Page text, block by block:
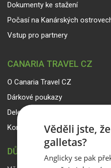
Dokumenty ke stažení
Počasí na Kanárských
Vstup pro partnery
CANARIA TRAVEL CZ
O Canaria Travel CZ
Dárkové poukazy
Delegáti
Kontakty
DŮLEŽITÉ INFORMACE
Věděli jste,
galletas?
Anglicky se pak